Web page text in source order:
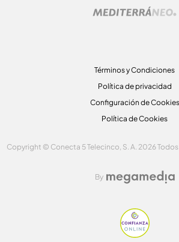
Términos y Condiciones
Política de privacidad
Configuración de Cookies
Política de Cookies
Copyright © Conecta 5 Telecinco, S. A. 2026
By